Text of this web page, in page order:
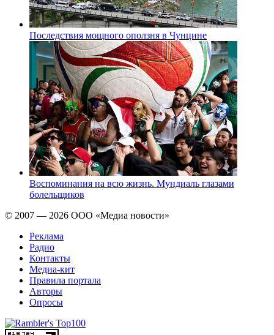
Последствия мощного оползня в Чунцине
Воспоминания на всю жизнь. Мундиаль глазами
болельщиков
© 2007 — 2026 ООО «Медиа новости»
Реклама
Радио
Контакты
Медиа-кит
Правила портала
Авторы
Опросы